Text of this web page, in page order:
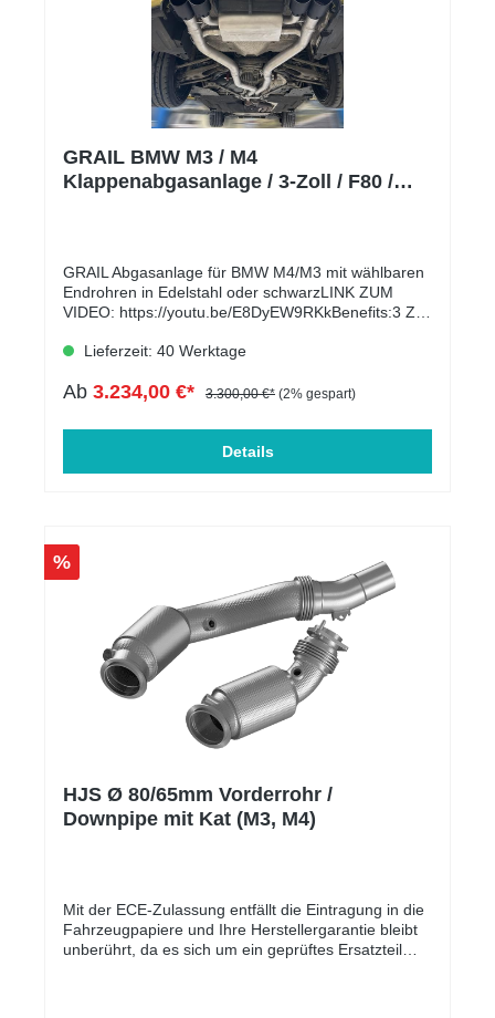
GRAIL BMW M3 / M4
Klappenabgasanlage / 3-Zoll / F80 /
GRAIL Abgasanlage für BMW M4/M3 mit wählbaren
Endrohren in Edelstahl oder schwarzLINK ZUM
VIDEO: https://youtu.be/E8DyEW9RKkBenefits:3 Zoll
deleteStraightPipe für maximalen
Made in HamburgStaudrucküberwachte
OriginalSteuerung (Funktionsweise und Steuerung
wie SerienKlappenanlage)100% Dröhnungsfreimit
ECE GenehmigungAuch für Modelle mit
Lieferzeit: 40 Werktage
Ab 3.234,00 €* 3.300,00 €* (2% gespart)
Details
%
HJS Ø 80/65mm Vorderrohr /
Downpipe mit Kat (M3, M4)
Mit der ECE-Zulassung entfällt die Eintragung in die
Fahrzeugpapiere und Ihre Herstellergarantie bleibt
unberührt, da es sich um ein geprüftes Ersatzteil